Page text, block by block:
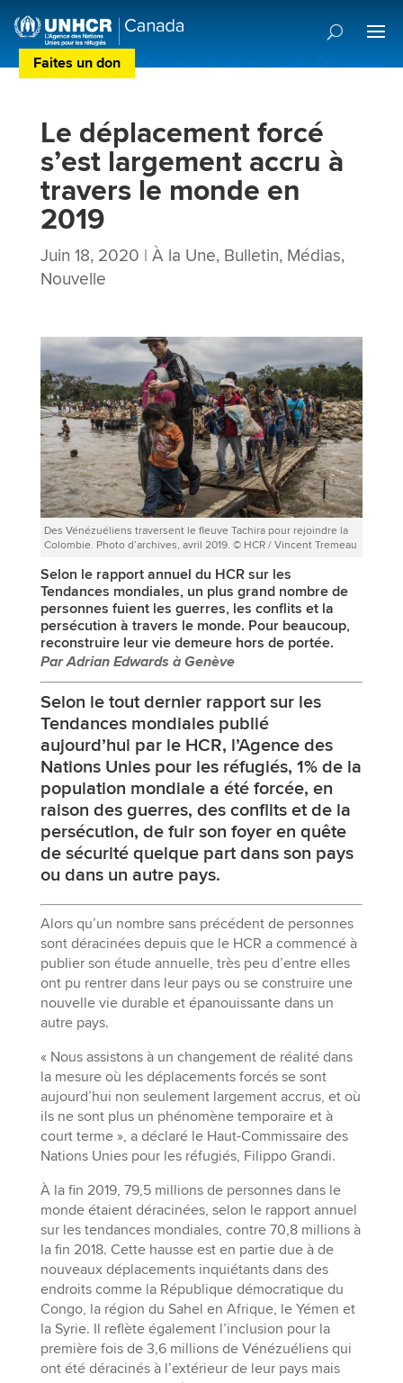
Faites un don Centre de Préférences des Donateurs
Le déplacement forcé
s’est largement accru à
travers le monde en
2019
Juin 18, 2020 | À la Une, Bulletin, Médias,
Nouvelle
Des Vénézuéliens traversent le fleuve Tachira pour rejoindre la
Colombie. Photo d’archives, avril 2019. © HCR / Vincent Tremeau
Selon le rapport annuel du HCR sur les
Tendances mondiales, un plus grand nombre de
personnes fuient les guerres, les conflits et la
persécution à travers le monde. Pour beaucoup,
reconstruire leur vie demeure hors de portée.
Par Adrian Edwards à Genève
Selon le toutdernier rapportsur les
Tendances mondiales publié
aujourd’hui par le HCR, l’Agence des
Nations Unies pour les réfugiés, 1% de la
population mondiale a été forcée, en
raison des guerres, des conflits et de la
persécution, de fuir son foyer en quête
de sécurité quelque part dans son pays
ou dans un autre pays.
Alors qu’un nombre sans précédent de personnes
sont déracinées depuis que le HCR a commencé à
publier son étude annuelle, très peu d’entre elles
ont pu rentrer dans leur pays ou se construire une
nouvelle vie durable et épanouissante dans un
autre pays.
« Nous assistons à un changement de réalité dans
la mesure où les déplacements forcés se sont
aujourd’hui non seulement largement accrus, et où
ils ne sont plus un phénomène temporaire et à
court terme », a déclaré le Haut-Commissaire des
Nations Unies pour les réfugiés, Filippo Grandi.
À la fin 2019, 79,5 millions de personnes dans le
monde étaient déracinées, selon le rapport annuel
sur les tendances mondiales, contre 70,8 millions à
la fin 2018. Cette hausse est en partie due à de
nouveaux déplacements inquiétants dans des
endroits comme la République démocratique du
Congo, la région du Sahel en Afrique, le Yémen et
la Syrie. Il reflète également l’inclusion pour la
première fois de 3,6 millions de Vénézuéliens qui
ont été déracinés à l’extérieur de leur pays mais